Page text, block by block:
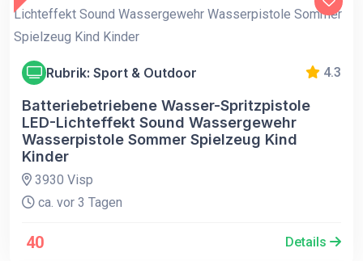
Rubrik: Sport & Outdoor 4.3
Batteriebetriebene Wasser-Spritzpistole
LED-Lichteffekt Sound Wassergewehr
Wasserpistole Sommer Spielzeug Kind
Kinder
3930 Visp
ca. vor 3 Tagen
40 Details